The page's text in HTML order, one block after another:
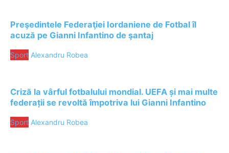
Preşedintele Federaţiei Iordaniene de Fotbal îl
acuză pe Gianni Infantino de şantaj
Sport Alexandru Robea
Criză la vârful fotbalului mondial. UEFA și mai multe
federații se revoltă împotriva lui Gianni Infantino
Sport Alexandru Robea